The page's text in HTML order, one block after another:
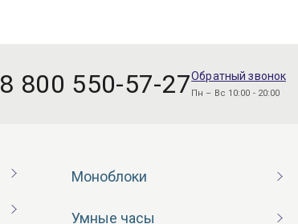
8 800 550-57-27Обратный звонок
Пн – Вс 10:00 - 20:00
Моноблоки
Умные часы